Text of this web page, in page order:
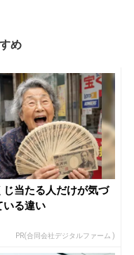
め
じ当たる人だけが気づ
いる違い
PR(合同会社デジタルファーム )